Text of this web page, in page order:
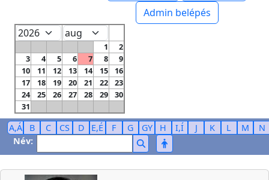
Admin belépés
1
2
3
4 5 6 7 8
9
10
11 12 13 14 15
16
17
18 19 20 21 22
23
24
25 26 27 28 29
30
31
A,Á B C CS D E,É F G GY H I,Í J K L M
N
Név: